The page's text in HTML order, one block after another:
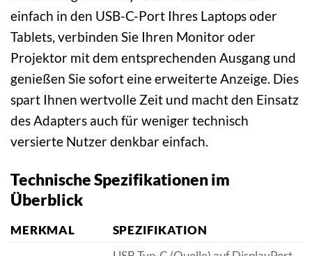
einfach in den USB-C-Port Ihres Laptops oder
Tablets, verbinden Sie Ihren Monitor oder
Projektor mit dem entsprechenden Ausgang und
genießen Sie sofort eine erweiterte Anzeige. Dies
spart Ihnen wertvolle Zeit und macht den Einsatz
des Adapters auch für weniger technisch
versierte Nutzer denkbar einfach.
Technische Spezifikationen im
Überblick
MERKMAL SPEZIFIKATION